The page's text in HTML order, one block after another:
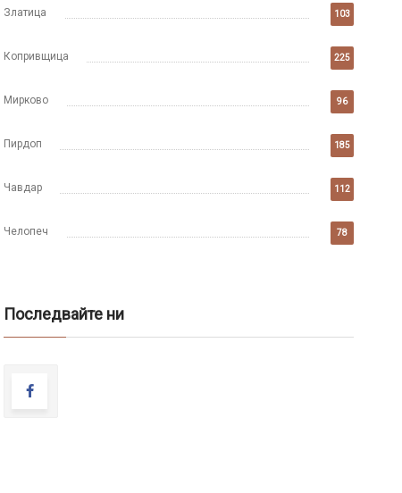
Златица 103
Копривщица 225
Мирково 96
Пирдоп 185
Чавдар 112
Челопеч 78
Последвайте ни